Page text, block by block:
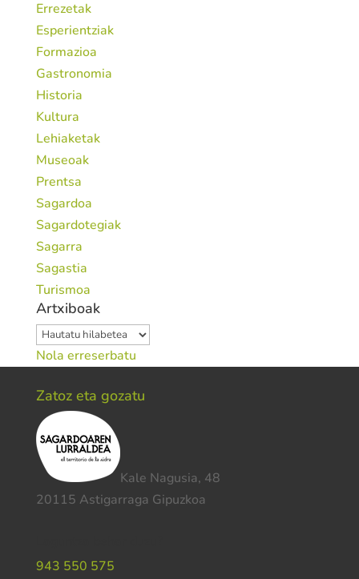
Errezetak
Esperientziak
Formazioa
Gastronomia
Historia
Kultura
Lehiaketak
Museoak
Prentsa
Sagardoa
Sagardotegiak
Sagarra
Sagastia
Turismoa
Artxiboak
Artxiboak
Nola erreserbatu
Zatoz eta gozatu
Kale Nagusia, 48
20115 Astigarraga Gipuzkoa
943 550 575